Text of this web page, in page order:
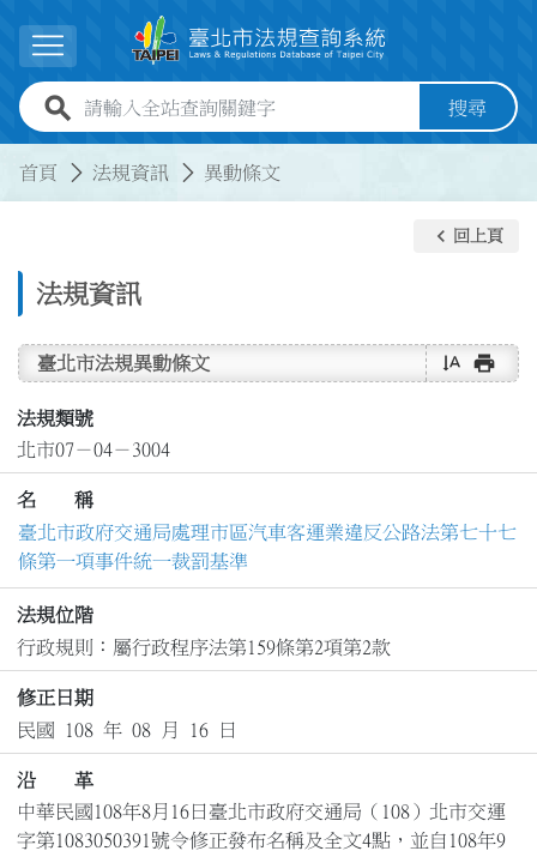
展開選單
全站查詢關鍵字欄位 搜尋
首頁 法規資訊 異動條文
法規資訊
keyboard_arrow_left 回上頁
臺北市法規異動條文 text_rotate_vertical print
法規類號
北市07－04－3004
名 稱
臺北市政府交通局處理市區汽車客運業違反公路法第七十七
條第一項事件統一裁罰基準
法規位階
行政規則：屬行政程序法第159條第2項第2款
修正日期
民國 108 年 08 月 16 日
沿 革
中華民國108年8月16日臺北市政府交通局（108）北市交運
字第1083050391號令修正發布名稱及全文4點，並自108年9